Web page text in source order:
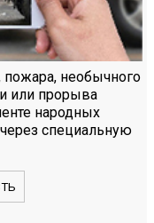
пожара, необычного
или прорыва
народных
специальную